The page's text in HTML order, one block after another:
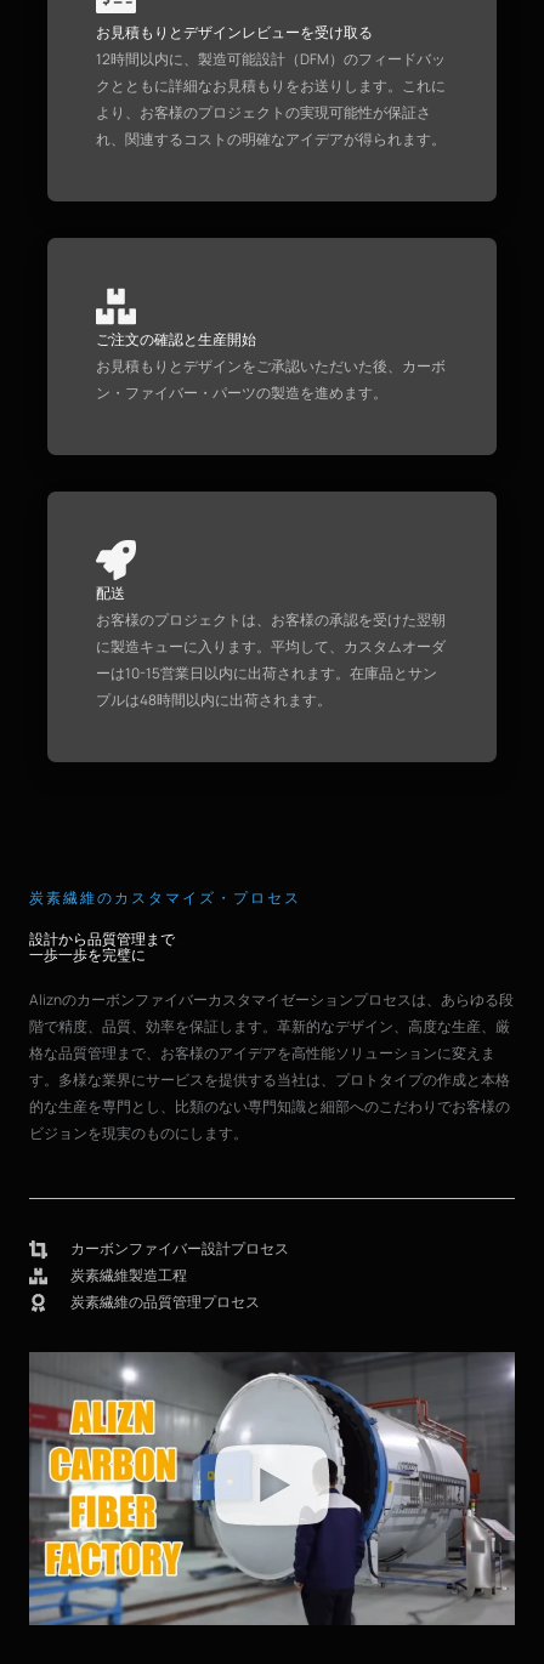
お見積もりとデザインレビューを受け取る
12時間以内に、製造可能設計（DFM）のフィードバッ
クとともに詳細なお見積もりをお送りします。これに
より、お客様のプロジェクトの実現可能性が保証さ
れ、関連するコストの明確なアイデアが得られます。
ご注文の確認と生産開始
お見積もりとデザインをご承認いただいた後、カーボ
ン・ファイバー・パーツの製造を進めます。
配送
お客様のプロジェクトは、お客様の承認を受けた翌朝
に製造キューに入ります。平均して、カスタムオーダ
ーは10-15営業日以内に出荷されます。在庫品とサン
プルは48時間以内に出荷されます。
炭素繊維のカスタマイズ・プロセス
設計から品質管理まで
一歩一歩を完璧に
Aliznのカーボンファイバーカスタマイゼーションプロセスは、あらゆる段
階で精度、品質、効率を保証します。革新的なデザイン、高度な生産、厳
格な品質管理まで、お客様のアイデアを高性能ソリューションに変えま
す。多様な業界にサービスを提供する当社は、プロトタイプの作成と本格
的な生産を専門とし、比類のない専門知識と細部へのこだわりでお客様の
ビジョンを現実のものにします。
カーボンファイバー設計プロセス
炭素繊維製造工程
炭素繊維の品質管理プロセス